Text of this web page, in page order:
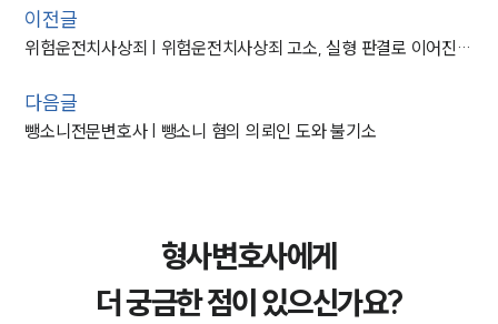
이전글
위험운전치사상죄 | 위험운전치사상죄 고소, 실형 판결로 이어진 사례
다음글
뺑소니전문변호사 | 뺑소니 혐의 의뢰인 도와 불기소
형사변호사에게
더 궁금한 점이 있으신가요?